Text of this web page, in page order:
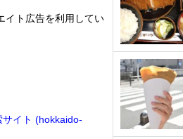
イト広告を利用してい
イト (hokkaido-